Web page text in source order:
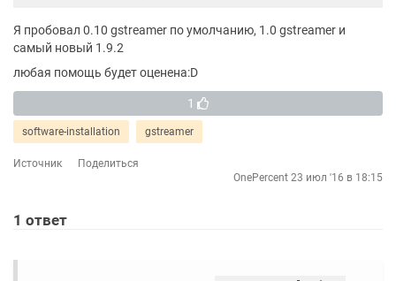
Я пробовал 0.10 gstreamer по умолчанию, 1.0 gstreamer и
самый новый 1.9.2
любая помощь будет оценена:D
1
software-installation gstreamer
Источник
Поделиться
OnePercent 23 июл '16 в 18:15
1 ответ